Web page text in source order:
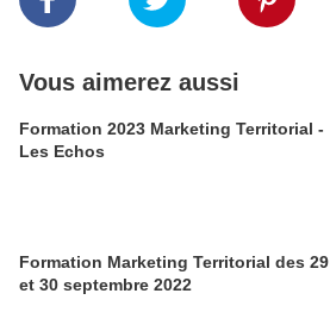
Vous aimerez aussi
Formation 2023 Marketing Territorial -
Les Echos
Formation Marketing Territorial des 29
et 30 septembre 2022